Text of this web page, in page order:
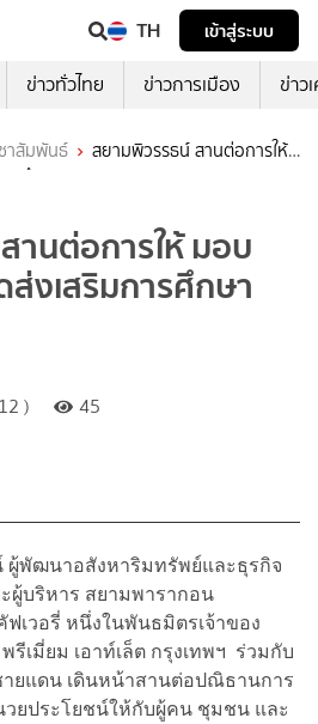
TH
เข้าสู่ระบบ
ข่าวทั่วไทย ข่าวการเมือง ข่าว
าสัมพันธ์
สยามพิวรรธน์ สานต่อการให้
ศึกษา
านต่อการให้ มอบ
งเสริมการศึกษา
)
45
ผู้พัฒนาอสังหาริมทรัพย์และธุรกิจ
ผู้บริหาร สยามพารากอน
เวอรี่ หนึ่งในพันธมิตรเจ้าของ
เมี่ยม เอาท์เล็ต กรุงเทพฯ ร่วมกับ
ายแดน เดินหน้าสานต่อปณิธานการ
วยประโยชน์ให้กับผู้คน ชุมชน และ